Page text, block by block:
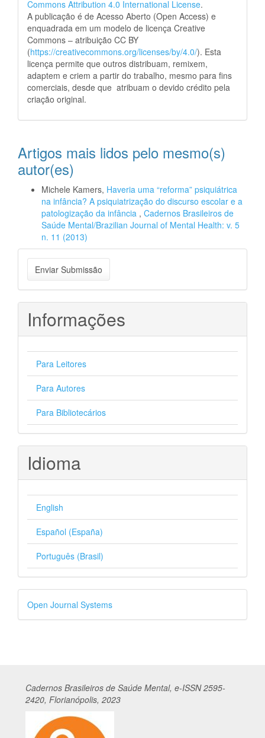
Commons Attribution 4.0 International License.
A publicação é de Acesso Aberto (Open Access) e
enquadrada em um modelo de licença Creative
Commons – atribuição CC BY
(https://creativecommons.org/licenses/by/4.0/). Esta
licença permite que outros distribuam, remixem,
adaptem e criem a partir do trabalho, mesmo para fins
comerciais, desde que atribuam o devido crédito pela
criação original.
Artigos mais lidos pelo mesmo(s)
autor(es)
Michele Kamers, Haveria uma “reforma” psiquiátrica
na infância? A psiquiatrização do discurso escolar e a
patologização da infância , Cadernos Brasileiros de
Saúde Mental/Brazilian Journal of Mental Health: v. 5
n. 11 (2013)
Enviar
Submissão
Enviar Submissão
Informações
Para Leitores
Para Autores
Para Bibliotecários
Idioma
English
Español (España)
Português (Brasil)
Desenvolvido
por
Open Journal Systems
Cadernos Brasileiros de Saúde Mental, e-ISSN 2595-
2420, Florianópolis, 2023